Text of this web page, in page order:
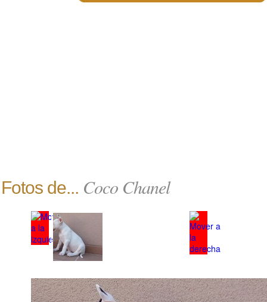
Fotos de... Coco Chanel